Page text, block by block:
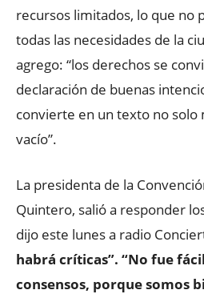
recursos limitados, lo que no
todas las necesidades de la
agrego: “los derechos se
declaración de buenas
convierte en un texto no solo
vacío”.
La presidenta de la
Quintero, salió a responder
dijo este lunes a radio
habrá críticas”. “No fue
consensos, porque somos